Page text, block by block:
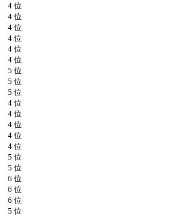
4 位
4 位
4 位
4 位
4 位
4 位
5 位
5 位
5 位
4 位
4 位
4 位
4 位
4 位
5 位
5 位
6 位
6 位
6 位
5 位